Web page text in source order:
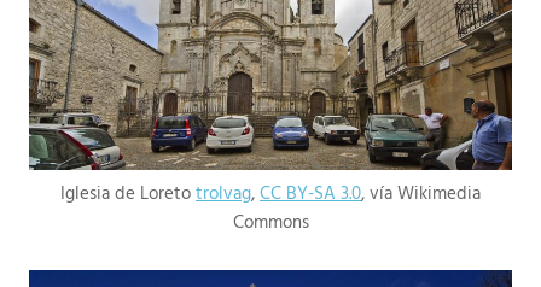
Iglesia de Loretotrolvag,CC BY-SA 3.0, vía Wikimedia
Commons